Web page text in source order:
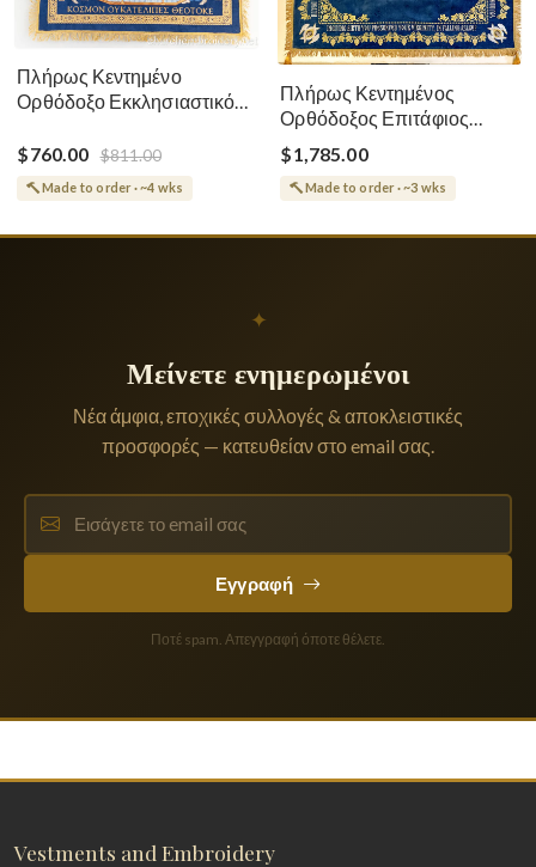
Πλήρως Κεντημένο
Ορθόδοξο Εκκλησιαστικό
Θεοτόκου
$760.00 $811.00
Made to order · ~4 wks
Πλήρως Κεντημένος
Ορθόδοξος Επιτάφιος
Κοίμησης
$1,785.00
Made to order · ~3 wks
✦
Μείνετε ενημερωμένοι
Νέα άμφια, εποχικές συλλογές & αποκλειστικές
προσφορές — κατευθείαν στο email σας.
Εγγραφή
Ποτέ spam. Απεγγραφή όποτε θέλετε.
Vestments and Embroidery